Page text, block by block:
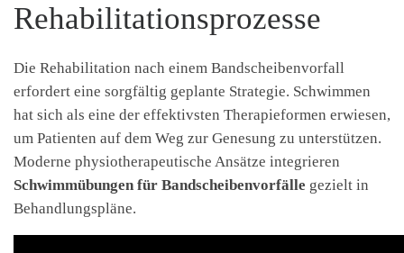
Rehabilitationsprozesse
Die Rehabilitation nach einem Bandscheibenvorfall
erfordert eine sorgfältig geplante Strategie. Schwimmen
hat sich als eine der effektivsten Therapieformen erwiesen,
um Patienten auf dem Weg zur Genesung zu unterstützen.
Moderne physiotherapeutische Ansätze integrieren
Schwimmübungen für Bandscheibenvorfälle gezielt in
Behandlungspläne.